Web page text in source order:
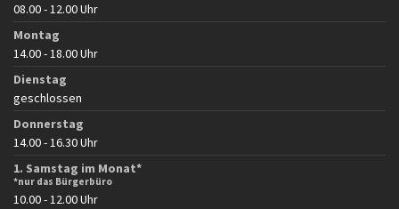
08.00 - 12.00 Uhr
Montag
14.00 - 18.00 Uhr
Dienstag
geschlossen
Donnerstag
14.00 - 16.30 Uhr
1. Samstag im Monat*
*nur das Bürgerbüro
10.00 - 12.00 Uhr